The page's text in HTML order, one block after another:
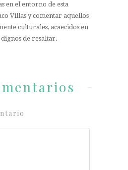
en el entorno de esta
Villas y comentar aquellos
culturales, acaecidos en
de resaltar.